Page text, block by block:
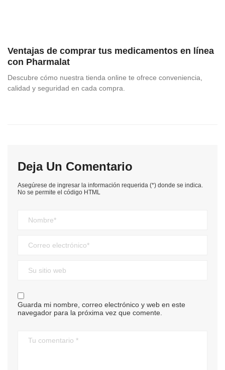
Ventajas de comprar tus medicamentos en línea
con Pharmalat
Descubre cómo nuestra tienda online te ofrece conveniencia,
calidad y seguridad en cada compra.
Deja Un Comentario
Asegúrese de ingresar la información requerida (*) donde se indica.
No se permite el código HTML
Guarda mi nombre, correo electrónico y web en este
navegador para la próxima vez que comente.